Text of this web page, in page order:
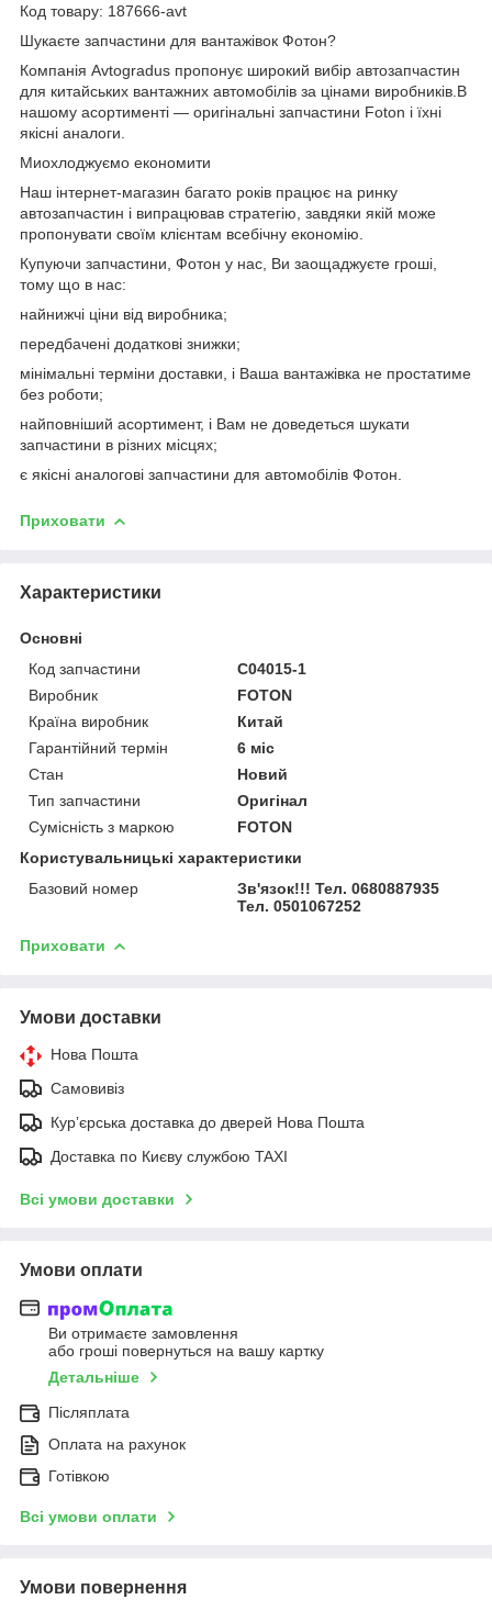
Код товару: 187666-avt
Шукаєте запчастини для вантажівок Фотон?
Компанія Avtogradus пропонує широкий вибір автозапчастин
для китайських вантажних автомобілів за цінами виробників.В
нашому асортименті — оригінальні запчастини Foton і їхні
якісні аналоги.
Миохлоджуємо економити
Наш інтернет-магазин багато років працює на ринку
автозапчастин і випрацював стратегію, завдяки якій може
пропонувати своїм клієнтам всебічну економію.
Купуючи запчастини, Фотон у нас, Ви заощаджуєте гроші,
тому що в нас:
найнижчі ціни від виробника;
передбачені додаткові знижки;
мінімальні терміни доставки, і Ваша вантажівка не простатиме
без роботи;
найповніший асортимент, і Вам не доведеться шукати
запчастини в різних місцях;
є якісні аналогові запчастини для автомобілів Фотон.
Приховати
Характеристики
Основні
Код запчастини
C04015-1
Виробник
FOTON
Країна виробник
Китай
Гарантійний термін
6 міс
Стан
Новий
Тип запчастини
Оригінал
Сумісність з маркою
FOTON
Користувальницькі характеристики
Базовий номер
Зв'язок!!! Тел. 0680887935
Тел. 0501067252
Приховати
Умови доставки
Нова Пошта
Самовивіз
Курʼєрська доставка до дверей Нова Пошта
Доставка по Києву службою TAXI
Всі умови доставки
Умови оплати
Ви отримаєте замовлення
або гроші повернуться на вашу картку
Детальніше
Післяплата
Оплата на рахунок
Готівкою
Всі умови оплати
Умови повернення